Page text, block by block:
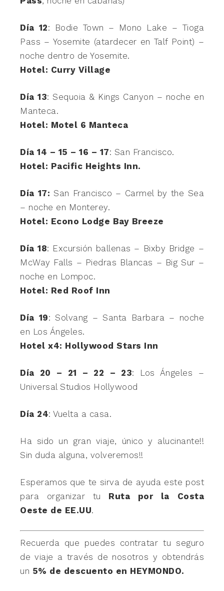
Día 12: Bodie Town – Mono Lake – Tioga
Pass – Yosemite (atardecer en Talf Point) –
noche dentro de Yosemite.
Hotel: Curry Village
Día 13: Sequoia & Kings Canyon – noche en
Manteca.
Hotel: Motel 6 Manteca
Día 14 – 15 – 16 – 17: San Francisco.
Hotel: Pacific Heights Inn.
Día 17:San Francisco – Carmel by the Sea
– noche en Monterey.
Hotel: Econo Lodge Bay Breeze
Día 18: Excursión ballenas – Bixby Bridge –
McWay Falls – Piedras Blancas – Big Sur –
noche en Lompoc.
Hotel: Red Roof Inn
Día 19: Solvang – Santa Barbara – noche
en Los Ángeles.
Hotel x4: Hollywood Stars Inn
Día 20 – 21 – 22 – 23: Los Ángeles –
Universal Studios Hollywood
Día 24: Vuelta a casa.
Ha sido un gran viaje, único y alucinante!!
Sin duda alguna, volveremos!!
Esperamos que te sirva de ayuda este post
para organizar tu Ruta por la Costa
Oeste de EE.UU.
Recuerda que puedes contratar tu seguro
de viaje a través de nosotros y obtendrás
un 5% de descuento en HEYMONDO.